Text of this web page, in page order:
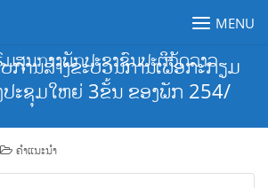
ມສູນກາງພັກປະຊາຊົນປະຕິວັດລາວ
MENU
ການສ້າງຂະບວນການເພື່ອກະກຽມ
ປະຊຸມໃຫຍ່ 3ຂັ້ນ ຂອງພັກ 254/
ຄຳແນະນຳ